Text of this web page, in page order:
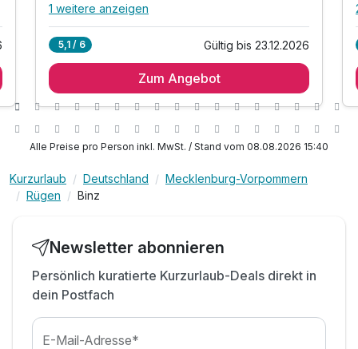
Alle Inklusivleistungen
inkl. Eintritt in das 1.500 m² große Erlebnisbad
inkl. Nutzung W-Lan
1 weitere anzeigen
5,1 / 6 Gültig bis 23.12.2026
Zum Angebot
Alle Preise pro Person inkl. MwSt. / Stand vom 08.08.2026 15:40
Kurzurlaub Deutschland
Mecklenburg-Vorpommern
Rügen
Binz
Newsletter abonnieren
Persönlich kuratierte Kurzurlaub-Deals direkt in
dein Postfach
E-Mail-Adresse*